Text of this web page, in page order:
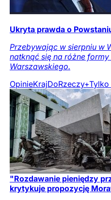
Ukryta prawda o
Przebywając w sierpniu w
natknąć się na różne
Warszawskiego.
OpinieKrajDoRzeczy+Tylko
"Rozdawanie pieniędzy
krytykuje propozycję